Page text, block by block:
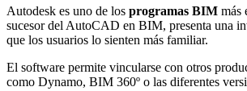
Autodesk es uno de los programas BIM más
sucesor del AutoCAD en BIM, presenta una
que los usuarios lo sienten más familiar.
El software permite vincularse con otros
como Dynamo, BIM 360º o las diferentes